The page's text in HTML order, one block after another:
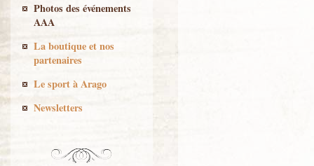
Photos des événements
AAA
La boutique et nos
partenaires
Le sport à Arago
Newsletters